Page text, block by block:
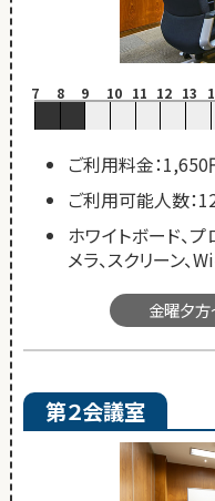
7 8 9 10 11 12 13
ご利用料金：1,650
ご利用可能人数：
ホワイトボード、
メラ、スクリーン、
金曜夕
第２会議室